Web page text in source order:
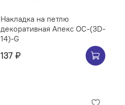
Накладка на петлю
декоративная Апекс OC-(3D-
14)-G
137 ₽